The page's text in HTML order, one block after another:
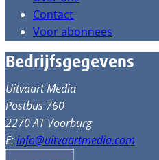
Contact
Voor abonnees
Bedrijfsgegevens
Uitvaart Media
Postbus 760
2270 AT Voorburg
E:info@uitvaartmedia.com